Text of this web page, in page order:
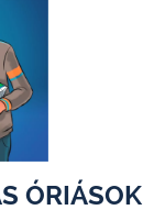
ÓRIÁSOK